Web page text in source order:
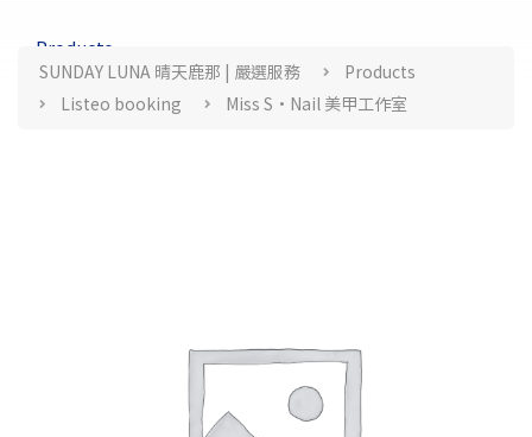
Products
SUNDAY LUNA 晴天鹿那 | 嚴選服務
Products
Listeo booking
Miss S•Nail 美甲工作室